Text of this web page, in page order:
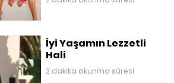
İyi Yaşamın Lezzetli
Hali
2 dakika okunma süresi